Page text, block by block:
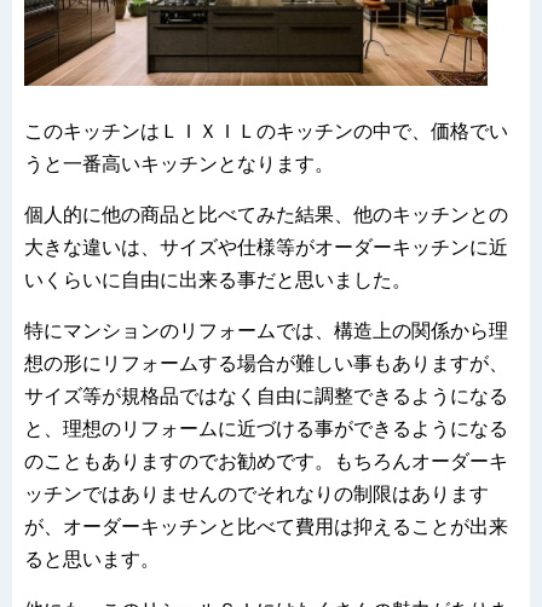
このキッチンはＬＩＸＩＬのキッチンの中で、価格でい
うと一番高いキッチンとなります。
個人的に他の商品と比べてみた結果、他のキッチンとの
大きな違いは、サイズや仕様等がオーダーキッチンに近
いくらいに自由に出来る事だと思いました。
特にマンションのリフォームでは、構造上の関係から理
想の形にリフォームする場合が難しい事もありますが、
サイズ等が規格品ではなく自由に調整できるようになる
と、理想のリフォームに近づける事ができるようになる
のこともありますのでお勧めです。もちろんオーダーキ
ッチンではありませんのでそれなりの制限はあります
が、オーダーキッチンと比べて費用は抑えることが出来
ると思います。